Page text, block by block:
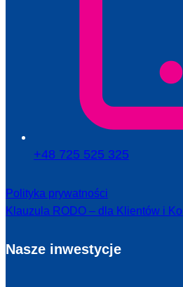
+48 725 525 325
Polityka prywatności
Klauzula RODO – dla Klientów i
Nasze inwestycje